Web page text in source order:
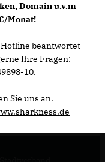
Domain u.v.m
Monat!
beantwortet
Ihre Fragen:
10.
Sie uns an.